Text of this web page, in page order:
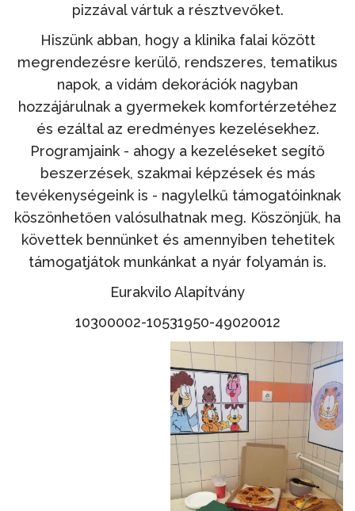
pizzával vártuk a résztvevőket.
Hiszünk abban, hogy a klinika falai között
megrendezésre kerülő, rendszeres, tematikus
napok, a vidám dekorációk nagyban
hozzájárulnak a gyermekek komfortérzetéhez
és ezáltal az eredményes kezelésekhez.
Programjaink - ahogy a kezeléseket segítő
beszerzések, szakmai képzések és más
tevékenységeink is - nagylelkű támogatóinknak
köszönhetően valósulhatnak meg. Köszönjük, ha
követtek bennünket és amennyiben tehetitek
támogatjátok munkánkat a nyár folyamán is.
Eurakvilo Alapítvány
10300002-10531950-49020012